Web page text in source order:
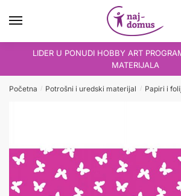
LIDER U PONUDI HOBBY ART
MATERIJALA
Početna / Potrošni i uredski materijal / Papiri i